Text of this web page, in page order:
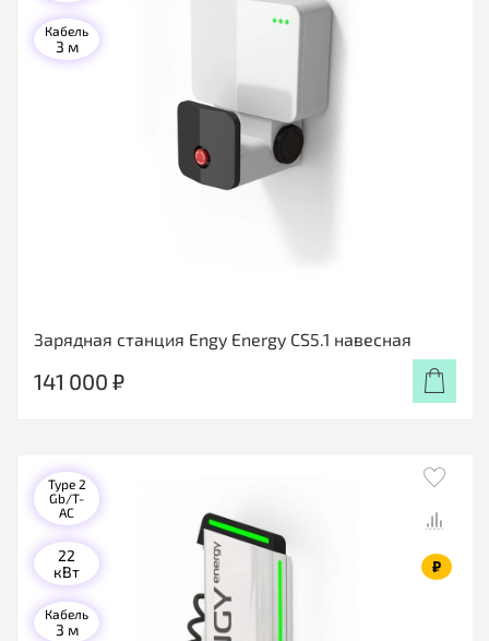
Зарядная станция Engy Energy CS5.1 навесная
Кабель
3 м
141 000 ₽
₽
Type 2
Gb/T-
AC
22
кВт
Кабель
3 м